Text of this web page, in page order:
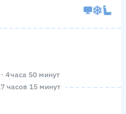
4 часа 50 минут
часов 15 минут